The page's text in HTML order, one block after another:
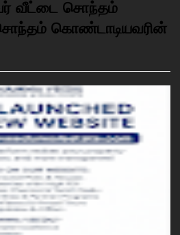
வீட்டை சொந்தம்
கொண்டாடியவரின்